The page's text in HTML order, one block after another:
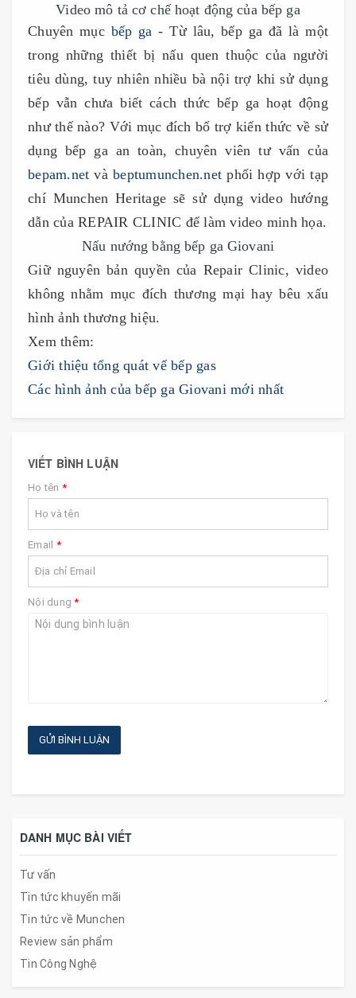
Video mô tả cơ chế hoạt động của bếp ga
Chuyên mục bếp ga - Từ lâu, bếp ga đã là một
trong những thiết bị nấu quen thuộc của người
tiêu dùng, tuy nhiên nhiều bà nội trợ khi sử dụng
bếp vẫn chưa biết cách thức bếp ga hoạt động
như thế nào? Với mục đích bổ trợ kiến thức về sử
dụng bếp ga an toàn, chuyên viên tư vấn của
bepam.net vàbeptumunchen.net phối hợp với tạp
chí Munchen Heritage sẽ sử dụng video hướng
dẫn của REPAIR CLINIC để làm video minh họa.
Nấu nướng bằng bếp ga Giovani
Giữ nguyên bản quyền của Repair Clinic, video
không nhằm mục đích thương mại hay bêu xấu
hình ảnh thương hiệu.
Xem thêm:
Giới thiệu tổng quát vế bếp gas
Các hình ảnh của bếp ga Giovani mới nhất
VIẾT BÌNH LUẬN
Họ tên *
Email *
Nội dung*
GỬI BÌNH LUẬN
DANH MỤC BÀI VIẾT
Tư vấn
Tin tức khuyến mãi
Tin tức về Munchen
Review sản phẩm
Tin Công Nghệ